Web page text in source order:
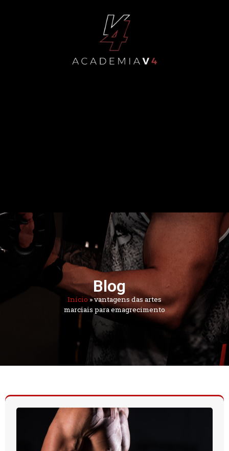
Blog
Início »vantagens das artes
marciais para emagrecimento